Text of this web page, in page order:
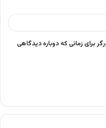
برای زمانی که دوباره دیدگاهی